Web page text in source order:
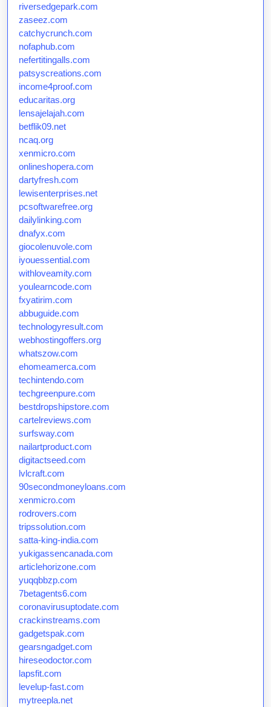
riversedgepark.com
zaseez.com
catchycrunch.com
nofaphub.com
nefertitingalls.com
patsyscreations.com
income4proof.com
educaritas.org
lensajelajah.com
betflik09.net
ncaq.org
xenmicro.com
onlineshopera.com
dartyfresh.com
lewisenterprises.net
pcsoftwarefree.org
dailylinking.com
dnafyx.com
giocolenuvole.com
iyouessential.com
withloveamity.com
youlearncode.com
fxyatirim.com
abbuguide.com
technologyresult.com
webhostingoffers.org
whatszow.com
ehomeamerca.com
techintendo.com
techgreenpure.com
bestdropshipstore.com
cartelreviews.com
surfsway.com
nailartproduct.com
digitactseed.com
lvlcraft.com
90secondmoneyloans.com
xenmicro.com
rodrovers.com
tripssolution.com
satta-king-india.com
yukigassencanada.com
articlehorizone.com
yuqqbbzp.com
7betagents6.com
coronavirusuptodate.com
crackinstreams.com
gadgetspak.com
gearsngadget.com
hireseodoctor.com
lapsfit.com
levelup-fast.com
mytreepla.net